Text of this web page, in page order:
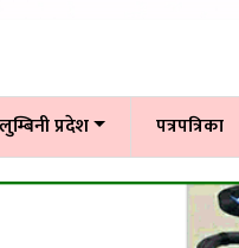
लुम्बिनी प्रदेश पत्रपत्रिका